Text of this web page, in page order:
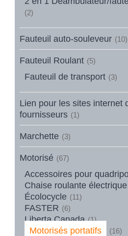
(2)
Fauteuil auto-souleveur (10)
Fauteuil Roulant (5)
Fauteuil de transport (3)
Lien pour les sites internet
fournisseurs (1)
Marchette (3)
Motorisé (67)
Accessoires pour
Chaise roulante électrique
Écolocycle (11)
FASTER (6)
Liberta Canada (1)
Motorisés portatifs (16)